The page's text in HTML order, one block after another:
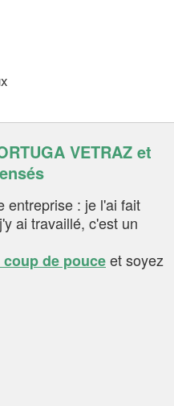
VETRAZ et
entreprise : je l'ai fait
ai travaillé, c'est un
de pouceet soyez